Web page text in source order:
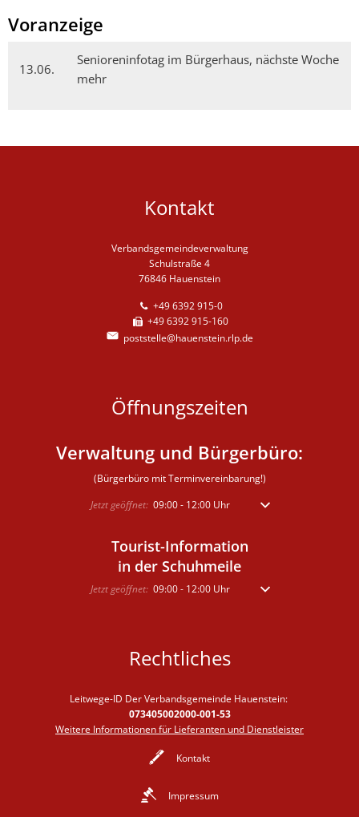
Voranzeige
13.06.
Senioreninfotag im Bürgerhaus, nächste Woche
mehr
Kontakt
Verbandsgemeindeverwaltung
Schulstraße 4
76846 Hauenstein
+49 6392 915-0
+49 6392 915-160
poststelle@hauenstein.rlp.de
Öffnungszeiten
Verwaltung und Bürgerbüro:
(Bürgerbüro mit Terminvereinbarung!)
Klicken, um weitere Öffnungs- oder Schließzeiten
Jetzt geöffnet: 09:00- 12:00 Uhr Von 09:00 bis 12:00 Uhr
Tourist-Information
in der Schuhmeile
Klicken, um weitere Öffnungs- oder Schließzeiten
Jetzt geöffnet: 09:00- 12:00 Uhr Von 09:00 bis 12:00 Uhr
Rechtliches
Leitwege-ID Der Verbandsgemeinde Hauenstein:
073405002000-001-53
Weitere Informationen für Lieferanten und Dienstleister
Kontakt
Impressum